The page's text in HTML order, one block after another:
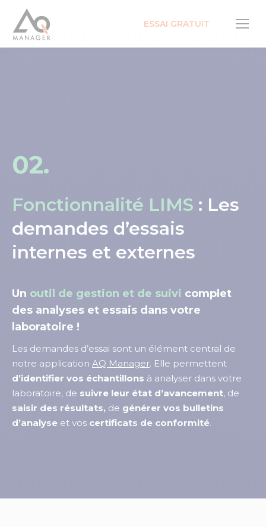
ESSAI GRATUIT
02.
Fonctionnalité LIMS : Les
demandes d’essais
internes et externes
Un outil de gestion et de suivi complet
des analyses et essais dans votre
laboratoire !
Les demandes d’essai sont un élément central de
notre application AQ Manager. Elle permettent
d’identifier vos échantillons à analyser dans votre
laboratoire, de suivre leur état d’avancement, de
saisir des résultats, de générer vos bulletins
d’analyse et vos certificats de conformité.